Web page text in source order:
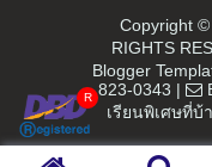
Copyright ©
RIGHTS
Blogger
823-0343 |
เรียนพิเศษที่บ้